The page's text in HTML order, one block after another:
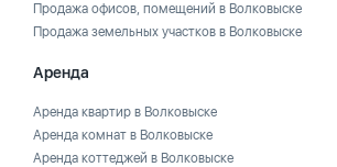
Продажа офисов, помещений в Волковыске
Продажа земельных участков в Волковыске
Аренда
Аренда квартир в Волковыске
Аренда комнат в Волковыске
Аренда коттеджей в Волковыске